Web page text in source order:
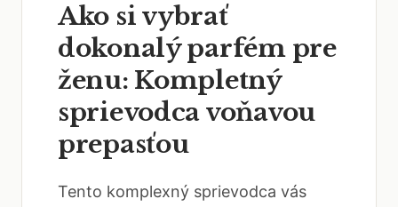
Ako si vybrať
dokonalý parfém pre
ženu: Kompletný
sprievodca voňavou
prepasťou
Tento komplexný sprievodca vás